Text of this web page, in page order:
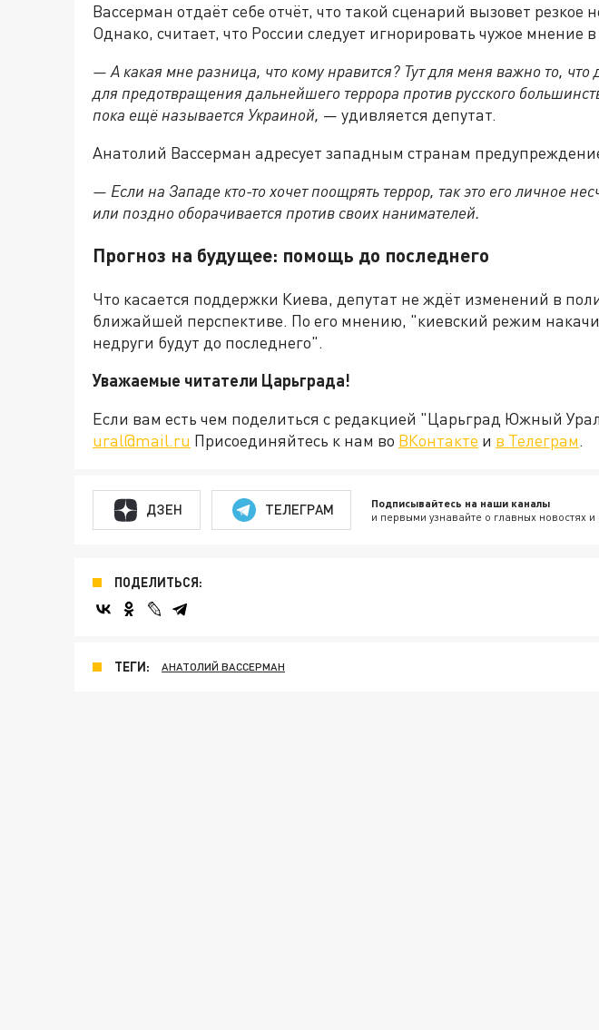
Вассерман отдаёт себе отчёт, что такой сценарий вызовет резкое
Однако, считает, что России следует игнорировать чужое мнение
— А какая мне разница, что кому нравится? Тут для меня важно то, что
для предотвращения дальнейшего террора против русского
пока ещё называется Украиной, — удивляется депутат.
Анатолий Вассерман адресует западным странам
— Если на Западе кто-то хочет поощрять террор, так это его личное
или поздно оборачивается против своих нанимателей.
Прогноз на будущее: помощь до последнего
Что касается поддержки Киева, депутат не ждёт изменений в
ближайшей перспективе. По его мнению, "киевский режим
недруги будут до последнего".
Уважаемые читатели Царьграда!
Если вам есть чем поделиться с редакцией "Царьград Южный
ural@mail.ru Присоединяйтесь к нам во ВКонтакте и в Телеграм.
ДЗЕН ТЕЛЕГРАМ Подписывайтесь на наши каналы
и первыми узнавайте о главных новостях
ПОДЕЛИТЬСЯ:
ТЕГИ: АНАТОЛИЙ ВАССЕРМАН